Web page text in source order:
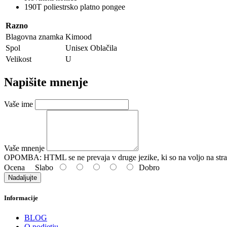
190T poliestrsko platno pongee
Razno
Blagovna znamka Kimood
Spol
Unisex Oblačila
Velikost
U
Napišite mnenje
Vaše ime
Vaše mnenje
OPOMBA: HTML se ne prevaja v druge jezike, ki so na voljo na
Ocena Slabo Dobro
Nadaljujte
Informacije
BLOG